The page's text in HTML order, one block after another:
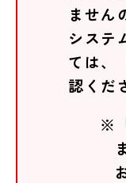
ません
システ
ては、
認くだ
※